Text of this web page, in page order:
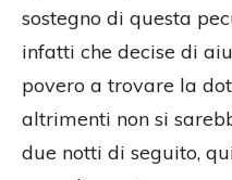
sostegno di questa
infatti che decise di
povero a trovare la
altrimenti non si
due notti di seguito,